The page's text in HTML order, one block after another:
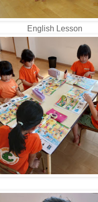
English Lesson